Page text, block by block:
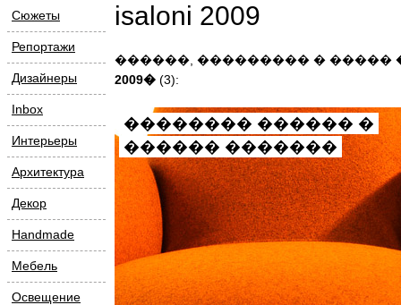
Сюжеты
Репортажи
Дизайнеры
Inbox
Интерьеры
Архитектура
Декор
Handmade
Мебель
Освещение
isaloni 2009
������, ��������� � �����
2009� (3):
�������� ������ �
������ �������